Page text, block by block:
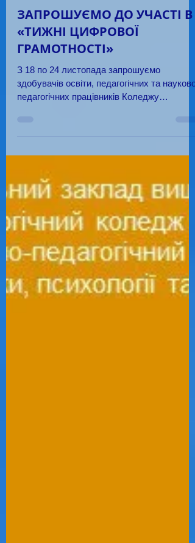
22 лист. 2024 р.
ЗАПРОШУЄМО ДО УЧАСТІ В
ГРАМОТНОСТІ»
З 18 по 24 листопада запрошуємо
долучитися до «Тижня цифрової...